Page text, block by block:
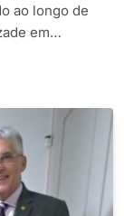
ao longo de
em…